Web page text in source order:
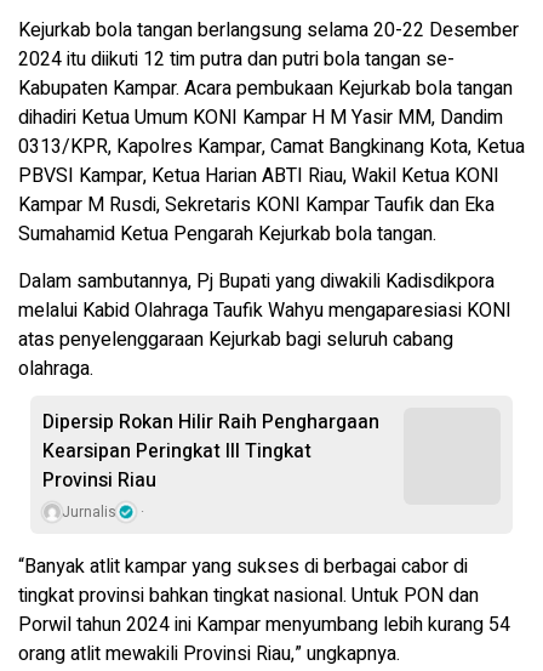
Kejurkab bola tangan berlangsung selama 20-22 Desember
2024 itu diikuti 12 tim putra dan putri bola tangan se-
Kabupaten Kampar. Acara pembukaan Kejurkab bola tangan
dihadiri Ketua Umum KONI Kampar H M Yasir MM, Dandim
0313/KPR, Kapolres Kampar, Camat Bangkinang Kota, Ketua
PBVSI Kampar, Ketua Harian ABTI Riau, Wakil Ketua KONI
Kampar M Rusdi, Sekretaris KONI Kampar Taufik dan Eka
Sumahamid Ketua Pengarah Kejurkab bola tangan.
Dalam sambutannya, Pj Bupati yang diwakili Kadisdikpora
melalui Kabid Olahraga Taufik Wahyu mengaparesiasi KONI
atas penyelenggaraan Kejurkab bagi seluruh cabang
olahraga.
Dipersip Rokan Hilir Raih Penghargaan
Kearsipan Peringkat III Tingkat
Provinsi Riau
Jurnalis
“Banyak atlit kampar yang sukses di berbagai cabor di
tingkat provinsi bahkan tingkat nasional. Untuk PON dan
Porwil tahun 2024 ini Kampar menyumbang lebih kurang 54
orang atlit mewakili Provinsi Riau,” ungkapnya.